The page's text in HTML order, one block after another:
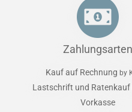
Zahlungsarten
Kauf auf Rechnung by
Lastschrift und Ratenkauf
Vorkasse